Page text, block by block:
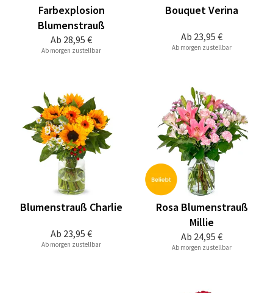
Ab 28,95 €
Farbexplosion
Blumenstrauß
Ab morgen zustellbar
Ab 23,95 €
Bouquet Verina
Ab morgen zustellbar
Ab 23,95 €
Blumenstrauß Charlie
Ab morgen zustellbar
Ab 24,95 €
Rosa Blumenstrauß
Millie
Ab morgen zustellbar